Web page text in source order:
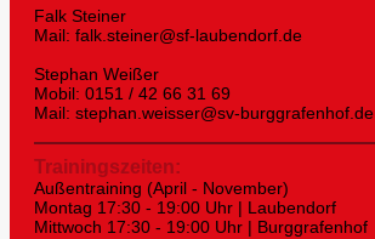
Falk Steiner
Mail: falk.steiner@sf-laubendorf.de
Stephan Weißer
Mobil: 0151 / 42 66 31 69
Mail: stephan.weisser@sv-burggrafenhof.de
Trainingszeiten:
Außentraining (April - November)
Montag 17:30 - 19:00 Uhr | Laubendorf
Mittwoch 17:30 - 19:00 Uhr | Burggrafenhof